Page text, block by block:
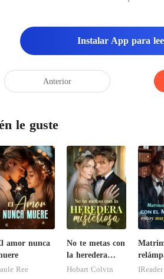
Instalar App para
Anterior
le guste
amor nunca
Ree
No te metas con
la heredera
misteriosa
Hobart Colvin
el
IReader